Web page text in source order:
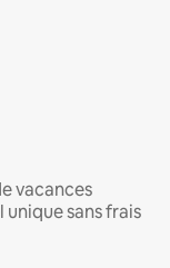
vacances
sans frais